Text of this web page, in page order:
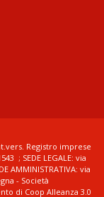
Registro imprese
; SEDE LEGALE: via
AMMINISTRATIVA: via
- Società
di Coop Alleanza 3.0